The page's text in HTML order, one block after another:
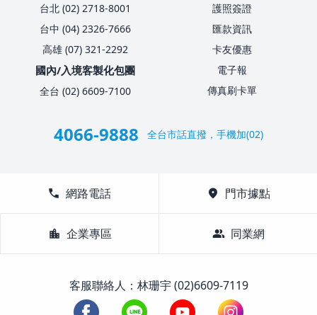
台北 (02) 2718-8001
台中 (04) 2326-7666
高雄 (07) 321-2292
國內/入境客製化包團
全台 (02) 6609-7100
護照簽證
匯款資訊
卡友優惠
電子報
傳真刷卡單
4066-9888 全台市話直撥，手機加(02)
call 網路電話 location_on 門市據點
location_city 企業專區 group 同業網
客服聯絡人：林珊宇 (02)6609-7119